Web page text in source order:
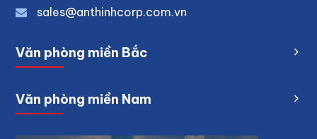
sales@anthinhcorp.com.vn
Văn phòng miền Bắc
Văn phòng miền Nam